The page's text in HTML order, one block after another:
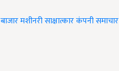
बाजारमशीनरीसाक्षात्कारकंपनी समाचार